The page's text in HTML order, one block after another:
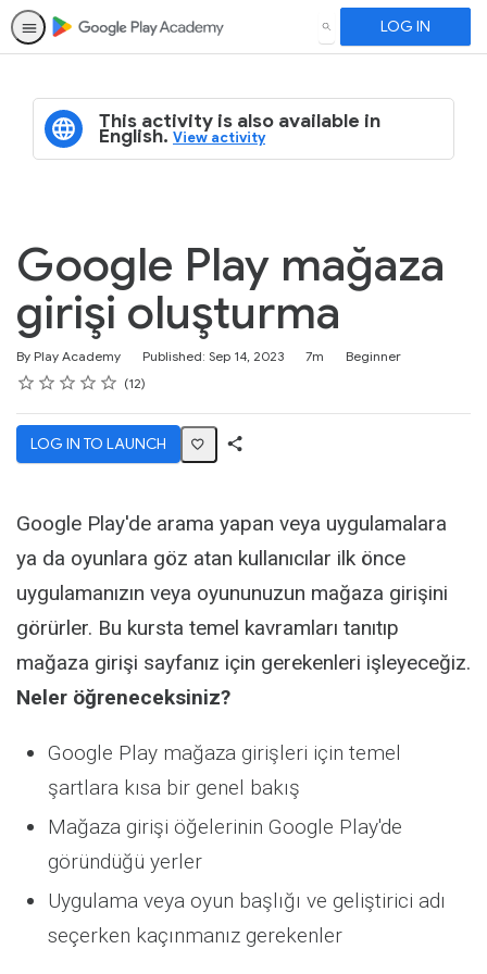
SEARCH LOG IN
This activity is also available in
English.View activity
Google Play mağaza
girişi oluşturma
By Play Academy Published: Sep 14, 2023
Duration 7m
Difficulty
Beginner
Rating
1 star
2 stars
3 stars
4 stars
5 stars
Average rating: 5.0 12
12 reviews
LOG IN TO LAUNCH
Google Play'de arama yapan veya uygulamalara
ya da oyunlara göz atan kullanıcılar ilk önce
uygulamanızın veya oyununuzun mağaza girişini
görürler. Bu kursta temel kavramları tanıtıp
mağaza girişi sayfanız için gerekenleri işleyeceğiz.
Neler öğreneceksiniz?
Google Play mağaza girişleri için temel
şartlara kısa bir genel bakış
Mağaza girişi öğelerinin Google Play'de
göründüğü yerler
Uygulama veya oyun başlığı ve geliştirici adı
seçerken kaçınmanız gerekenler